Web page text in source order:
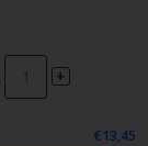
+
€13,45